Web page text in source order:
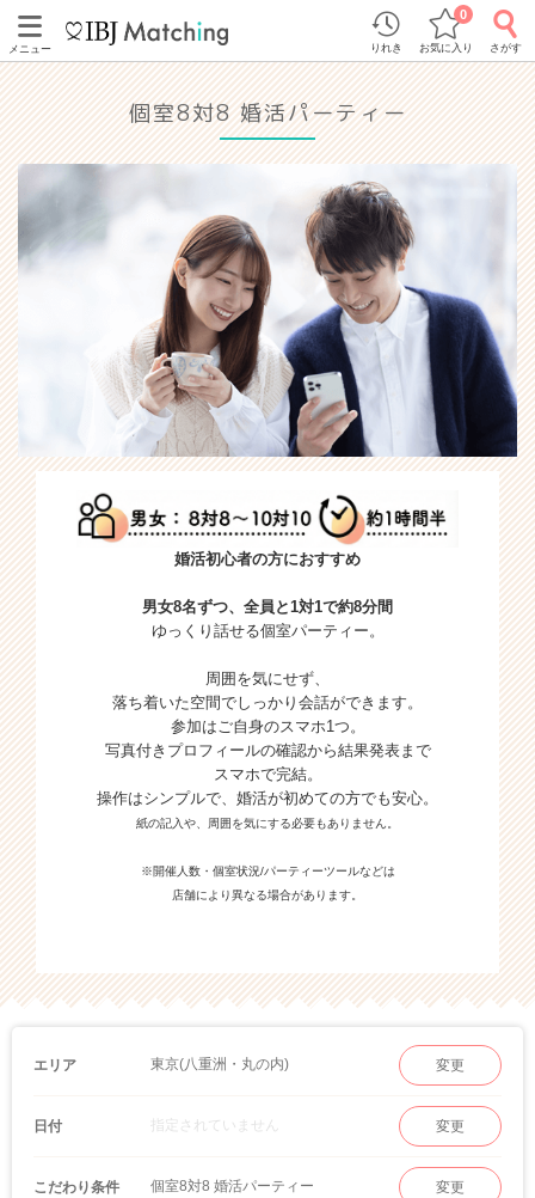
メニュー りれき お気に入り
0
さがす
個室8対8 婚活パーティー
婚活初心者の方におすすめ
男女8名ずつ、全員と1対1で約8分間
ゆっくり話せる個室パーティー。
周囲を気にせず、
落ち着いた空間でしっかり会話ができます。
参加はご自身のスマホ1つ。
写真付きプロフィールの確認から結果発表まで
スマホで完結。
操作はシンプルで、婚活が初めての方でも安心。
紙の記入や、周囲を気にする必要もありません。
※開催人数・個室状況/パーティーツールなどは
店舗により異なる場合があります。
エリア 東京(八重洲・丸の内) 変更
日付 指定されていません 変更
こだわり条件 個室8対8 婚活パーティー 変更